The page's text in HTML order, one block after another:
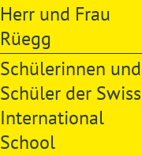
Herr und Frau
Rüegg
Schülerinnen und
Schüler der Swiss
International
School